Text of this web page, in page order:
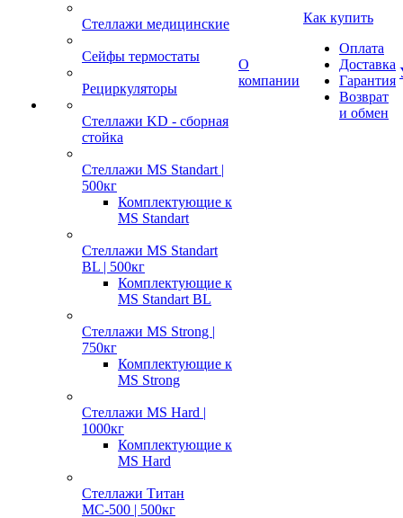
Стеллажи медицинские
Сейфы термостаты
Рециркуляторы
Стеллажи KD - сборная
стойка
Стеллажи MS Standart |
500кг
Комплектующие к
MS Standart
Стеллажи MS Standart
BL | 500кг
Комплектующие к
MS Standart BL
Стеллажи MS Strong |
750кг
Комплектующие к
MS Strong
Стеллажи MS Hard |
1000кг
Комплектующие к
MS Hard
Стеллажи Титан
МС-500 | 500кг
О
компании
Как купить
Оплата
Доставка
Гарантия
Возврат
и обмен